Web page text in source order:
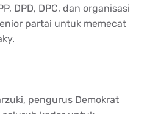
DPD, DPC, dan organisasi
partai untuk memecat
pengurus Demokrat